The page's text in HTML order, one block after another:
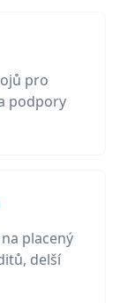
pro
podpory
placený
delší